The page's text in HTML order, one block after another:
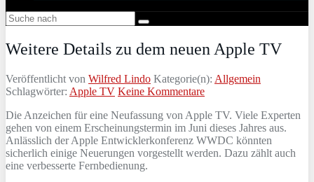
Weitere Details zu dem neuen Apple TV
Veröffentlicht von Wilfred Lindo Kategorie(n): Allgemein
Schlagwörter: Apple TV Keine Kommentare
Die Anzeichen für eine Neufassung von Apple TV. Viele Experten
gehen von einem Erscheinungstermin im Juni dieses Jahres aus.
Anlässlich der Apple Entwicklerkonferenz WWDC könnten
sicherlich einige Neuerungen vorgestellt werden. Dazu zählt auch
eine verbesserte Fernbedienung.